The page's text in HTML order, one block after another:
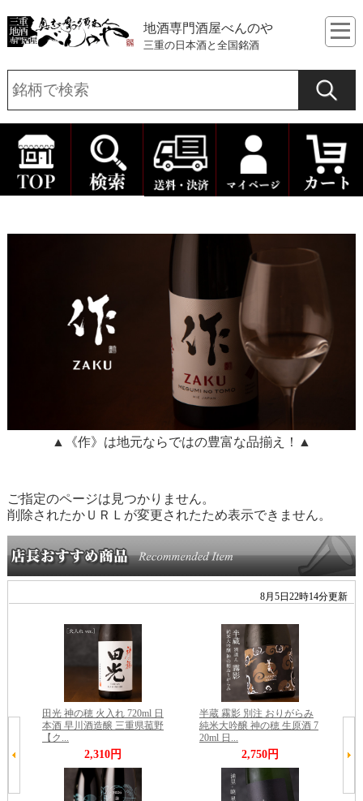
地酒専門酒屋べんのや
三重の日本酒と全国銘酒
▲《作》は地元ならではの豊富な品揃え！▲
ご指定のページは見つかりません。
削除されたかＵＲＬが変更されたため表示できません。